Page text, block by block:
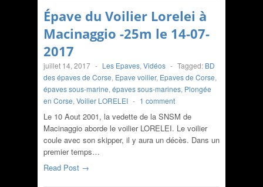
Épave du Voilier Lorelei à
Macinaggio -25m le 14-07-
2017
juillet 14, 2017 - Les Epaves, Vidéos - Tagged: BD
des épaves de Corse, Epave voilier, Epaves de Corse,
épaves sous-marine, épaves sous-marines, Plongée
en Corse, Voilier LORELEI - 1 comment
Le 10 Aout 2001, la vedette de la SNSM de
Macinaggio aborde le voilier LORELEI. Le voilier
coule avec son skipper, il y aura un décès. Dans un
premier temps…
Read Post →